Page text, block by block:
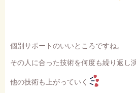
個別サポートのいいところですね。
その人に合った技術を何度も繰り返し
他の技術も上がっていく